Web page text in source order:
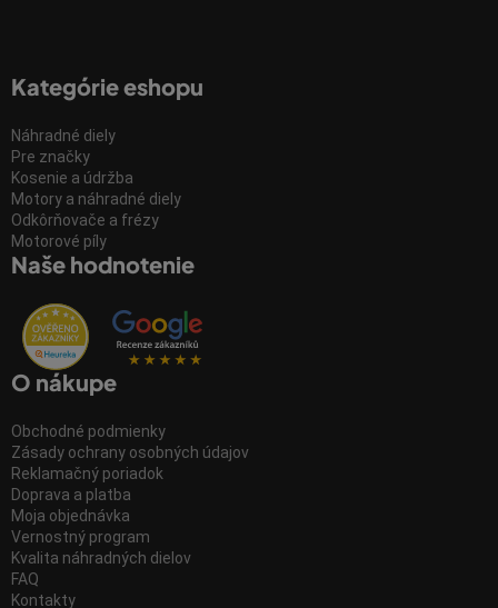
Kategórie eshopu
Náhradné diely
Pre značky
Kosenie a údržba
Motory a náhradné diely
Odkôrňovače a frézy
Motorové píly
Naše hodnotenie
O nákupe
Obchodné podmienky
Zásady ochrany osobných údajov
Reklamačný poriadok
Doprava a platba
Moja objednávka
Vernostný program
Kvalita náhradných dielov
FAQ
Kontakty